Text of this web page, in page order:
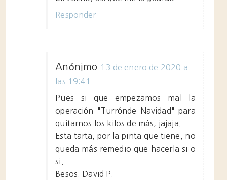
Responder
Anónimo 13 de enero de 2020 a
las 19:41
Pues si que empezamos mal la
operación "Turrónde Navidad" para
quitarnos los kilos de más, jajaja.
Esta tarta, por la pinta que tiene, no
queda más remedio que hacerla si o
si.
Besos. David P.